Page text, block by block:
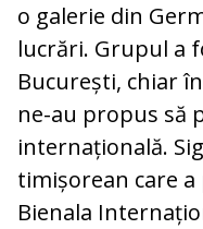
o galerie din
lucrări. Grupul a
București, chiar
ne-au propus să
internațională.
timișorean care
Bienala